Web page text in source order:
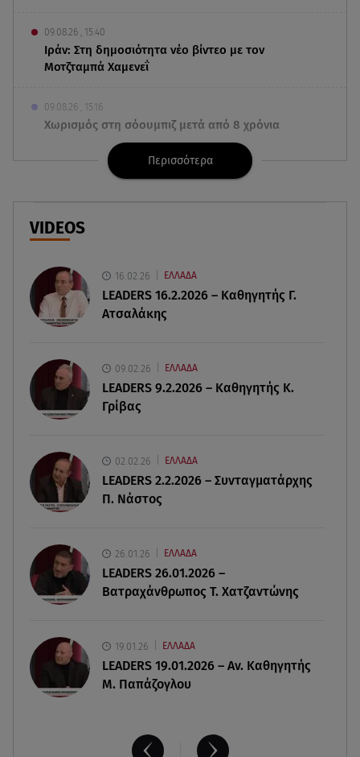
09.08.26 , 15:40
Ιράν: Στη δημοσιότητα νέο βίντεο με τον
Μοτζταμπά Χαμενεΐ
09.08.26 , 15:16
Χωρισμός στη σόουμπιζ μετά από 8 χρόνια
γάμου - Η ανακοίνωση
Τουρισμός για Όλους 2026-2027: Ποια ΑΦΜ
Πινακίδες κυκλοφορίας με λίγα κλικ - Τέλος οι
καθυστερήσεις
σύντομα παντρεύεται τη σύντροφό του
09.08.26 , 14:00
Αδιάβροχη μάσκαρα: αφαίρεσε την χωρίς να
09.08.26 , 13:47
Χούθι: «Χτύπησαν» διυλιστήριο της Aramco στη
Σαουδική Αραβία
09.08.26 , 13:31
Μήλος: Ελικόπτερο προσγειώθηκε στο
Σαρακήνικο
Περισσότερα
VIDEOS
16.02.26 ΕΛΛΑΔΑ
LEADERS 16.2.2026 – Καθηγητής Γ.
Ατσαλάκης
09.02.26 ΕΛΛΑΔΑ
LEADERS 9.2.2026 – Καθηγητής Κ.
Γρίβας
02.02.26 ΕΛΛΑΔΑ
LEADERS 2.2.2026 – Συνταγματάρχης
Π. Νάστος
26.01.26 ΕΛΛΑΔΑ
LEADERS 26.01.2026 –
Βατραχάνθρωπος Τ. Χατζαντώνης
19.01.26 ΕΛΛΑΔΑ
LEADERS 19.01.2026 – Αν. Καθηγητής
Μ. Παπάζογλου